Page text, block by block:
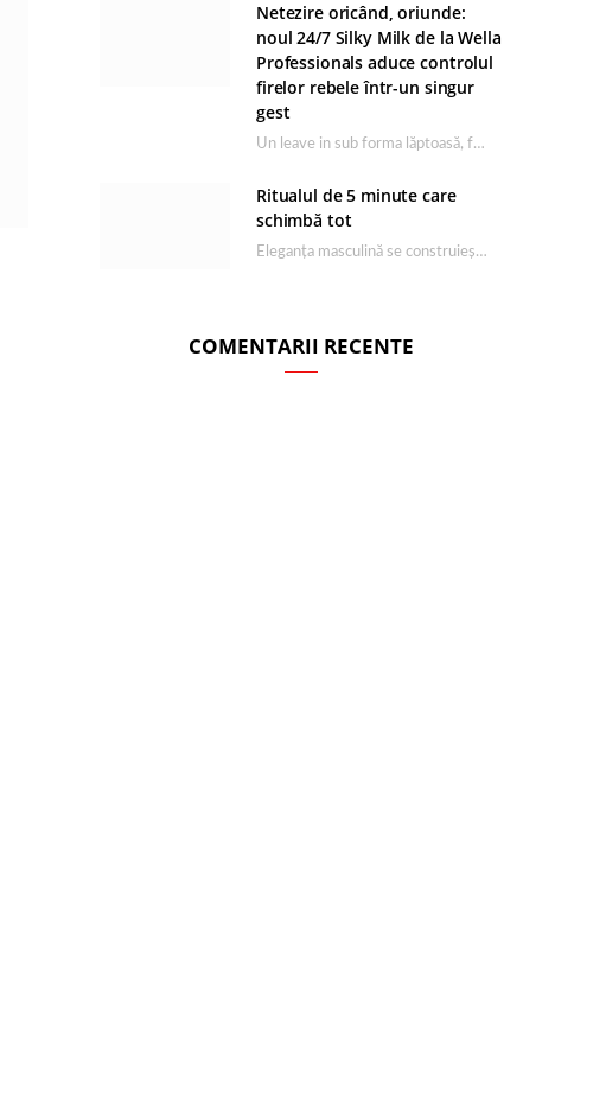
Netezire oricând, oriunde:
noul 24/7 Silky Milk de la Wella
Professionals aduce controlul
firelor rebele într-un singur
gest
Un leave in sub forma lăptoasă, fără clătire care completează rutina Ultimate Smooth și transformă…
Ritualul de 5 minute care
schimbă tot
Eleganța masculină se construiește dimineața, în câteva minute și cu produsele potrivite. O rutină de…
COMENTARII RECENTE